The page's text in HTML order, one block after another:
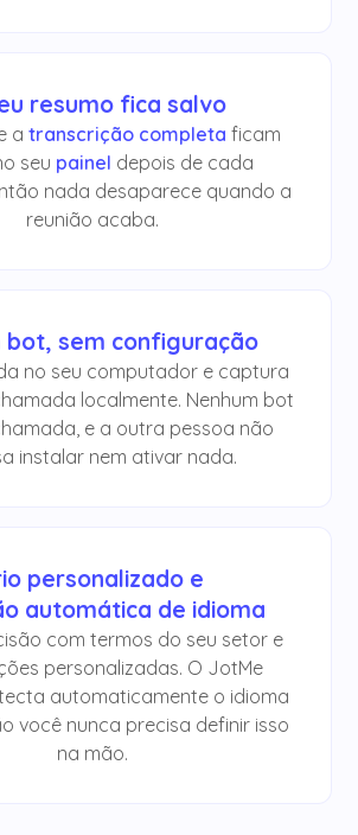
resumo fica salvo
a transcrição completa ficam
seu painel depois de cada
nada desaparece quando a
reunião acaba.
bot, sem configuração
no seu computador e captura
localmente. Nenhum bot
e a outra pessoa não
instalar nem ativar nada.
personalizado e
automática de idioma
com termos do seu setor e
personalizadas. O JotMe
automaticamente o idioma
você nunca precisa definir isso
na mão.